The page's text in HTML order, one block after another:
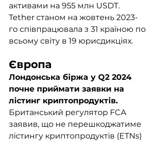
активами на 955 млн USDT.
Tether станом на жовтень 2023-
го співпрацювала з 31 країною по
всьому світу в 19 юрисдикціях.
Європа
Лондонська біржа у Q2 2024
почне приймати заявки на
лістинг криптопродуктів.
Британський регулятор FCA
заявив, що не перешкоджатиме
лістингу криптопродуктів (ETNs)